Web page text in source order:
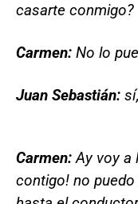
casarte conmigo?
Carmen: No lo
Juan Sebastián:
Carmen:Ay voy a
contigo! no